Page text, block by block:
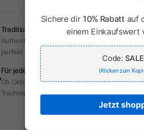
Tradition & Moderne
Authentische Trachten mit modernem Touch –
perfekt für jeden Anlass.
Für jeden Anlass
Ob Oktoberfest, Hochzeit oder Alltag – unsere
Trachten sind vielseitig tragbar.
Sichere dir 10% Rabattauf
einem Einkaufswert
Code:
(Klicken zum
Jetzt